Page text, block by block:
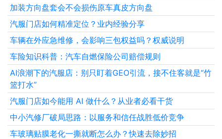
加装方向盘套会不会损伤原车真皮方向盘
汽服门店如何精准定位？业内经验分享
车辆在外应急维修，会影响三包权益吗？权威说明
车险知识科普：汽车自燃保险公司赔偿规则
AI浪潮下的汽服店：别只盯着GEO引流，接不住客就是“竹
篮打水”
汽服门店如今能用 AI 做什么？从业者必看干货
中小汽修厂破局思路：以服务和信任战胜低价竞争
车玻璃贴膜老化一撕就断怎么办？快速去除妙招